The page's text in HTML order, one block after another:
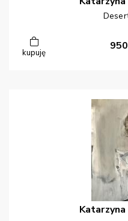
kupuję
Katarzyna